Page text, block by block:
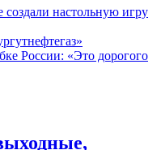
настольную игру
России: «Это дорогого